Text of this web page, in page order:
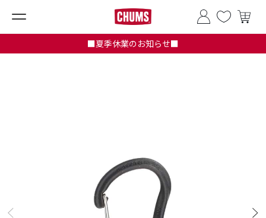
■夏季休業のお知らせ■